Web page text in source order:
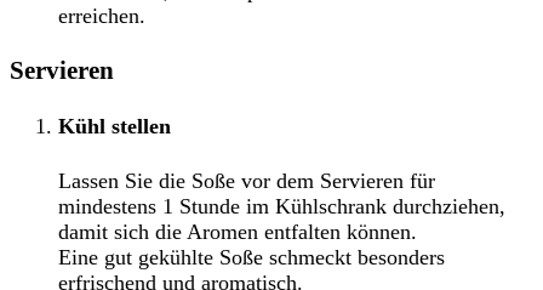
erreichen.
Servieren
Kühl stellen
Lassen Sie die Soße vor dem Servieren für
mindestens 1 Stunde im Kühlschrank durchziehen,
damit sich die Aromen entfalten können.
Eine gut gekühlte Soße schmeckt besonders
erfrischend und aromatisch.